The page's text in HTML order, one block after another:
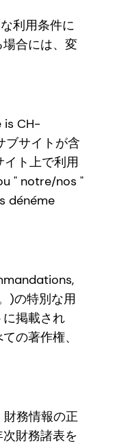
利用条件に
合には、変
is CH-
ブサイトが含
ト上で利用
" notre/nos "
dénéme
)の特別な用
掲載され
の著作権、
務情報の正
財務諸表を